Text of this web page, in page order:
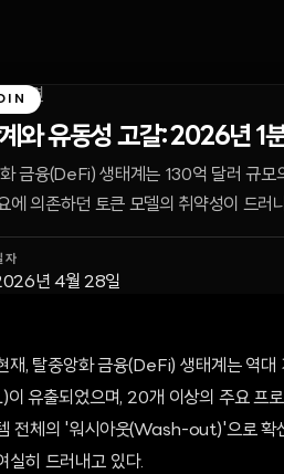
와 유동성 고갈: 2026년 1
금융(DeFi) 생태계는 130억 달러 규모
에 의존하던 토큰 모델의 취약성이 드
자
년 4월 28일
, 탈중앙화 금융(DeFi) 생태계는 역대
유출되었으며, 20개 이상의 주요 프
전체의 '워시아웃(Wash-out)'으로 확
실히 드러내고 있다.